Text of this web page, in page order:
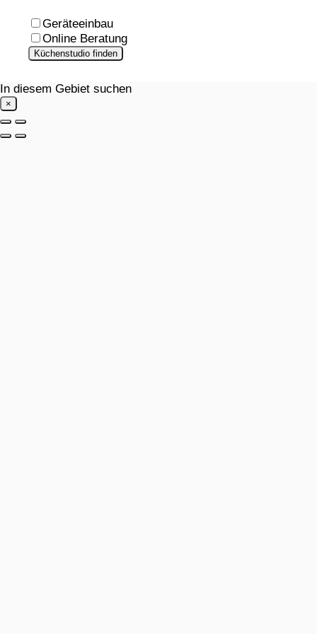
Geräteeinbau
Online Beratung
Küchenstudio finden
In diesem Gebiet suchen
×